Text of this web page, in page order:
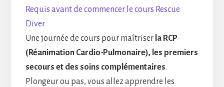
Requis avant de commencer le cours Rescue
Diver
Une journée de cours pour maîtriserla RCP
(Réanimation Cardio-Pulmonaire), les premiers
secours et des soins complémentaires.
Plongeur ou pas, vous allez apprendre les